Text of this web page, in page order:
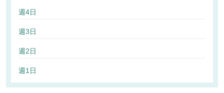
週4日
週3日
週2日
週1日